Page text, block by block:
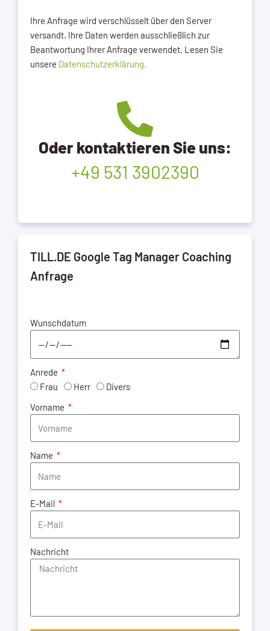
Ihre Anfrage wird verschlüsselt über den Server
versandt. Ihre Daten werden ausschließlich zur
Beantwortung Ihrer Anfrage verwendet. Lesen Sie
unsere Datenschutzerklärung.
Oder kontaktieren Sie uns:
+49 531 3902390
TILL.DE Google Tag Manager Coaching
Anfrage
Wunschdatum
Anrede
Frau
Herr
Divers
Vorname
Name
E-Mail
Nachricht